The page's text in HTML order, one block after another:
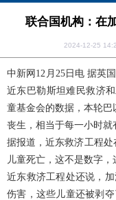
联合国机构：在
2024-12-25
中新网12月25日电 据英
近东巴勒斯坦难民救济
童基金会的数据，本轮巴
丧生，相当于每一小时就
据报道，近东救济工程
儿童死亡，这不是数字
近东救济工程处还说，
伤害，这些儿童还被剥